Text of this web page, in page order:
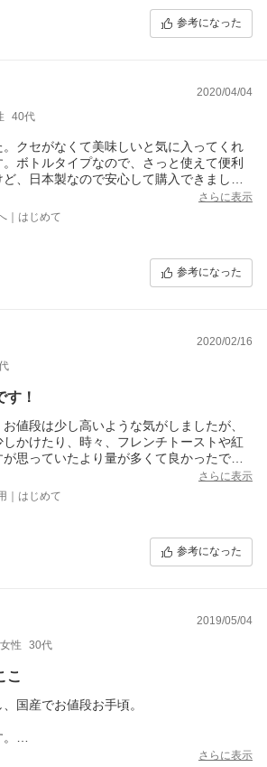
参考になった
2020/04/04
40代
クセがなくて美味しいと気に入ってくれ
ボトルタイプなので、さっと使えて便利
、日本製なので安心して購入できまし
さらに表示
｜はじめて
参考になった
2020/02/16
す！
値段は少し高いような気がしましたが、
かけたり、時々、フレンチトーストや紅
思っていたより量が多くて良かったで
量ですからお値打ちだと思います。逆さま
思いますが、注ぎ口周りに付きやすい、
方ないことなのかな。機会がありました
す。クセがなくて、美味しいハチミツで
さらに表示
｜はじめて
参考になった
2019/05/04
女性 30代
こ
国産でお値段お手頃。
チミツの独特の香りがあまり得意ではない
さらに表示